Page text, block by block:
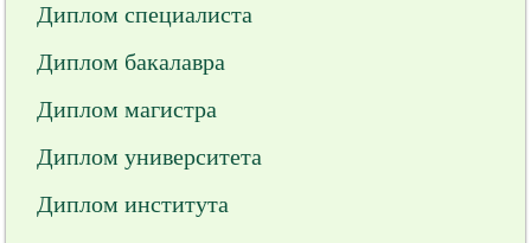
Диплом специалиста
Диплом бакалавра
Диплом магистра
Диплом университета
Диплом института